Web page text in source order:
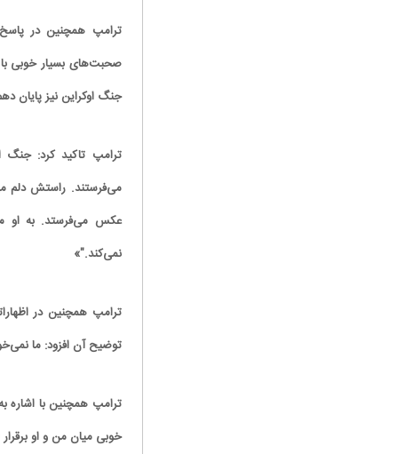
ترامپ همچنین در پاسخ
صحبت‌های بسیار خوبی
جنگ اوکراین نیز پایان
ترامپ تاکید کرد: جنگ
می‌فرستند. راستش دلم
عکس می‌فرستد. به او
نمی‌کند."»
توضیح آن افزود: ما
ترامپ همچنین با اشاره
خوبی میان من و او